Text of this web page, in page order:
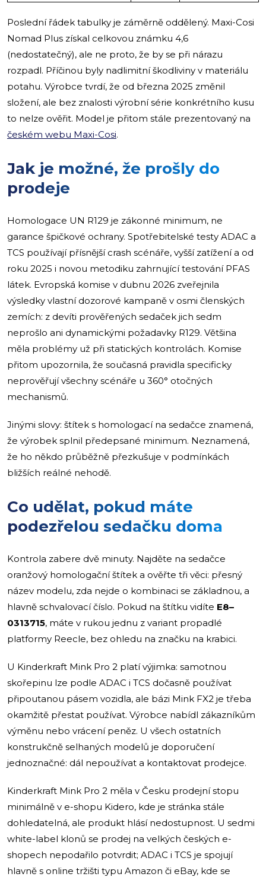
Poslední řádek tabulky je záměrně oddělený. Maxi-Cosi
Nomad Plus získal celkovou známku 4,6
(nedostatečný), ale ne proto, že by se při nárazu
rozpadl. Příčinou byly nadlimitní škodliviny v materiálu
potahu. Výrobce tvrdí, že od března 2025 změnil
složení, ale bez znalosti výrobní série konkrétního kusu
to nelze ověřit. Model je přitom stále prezentovaný na
českém webu Maxi-Cosi.
Jak je možné, že prošly do
prodeje
Homologace UN R129 je zákonné minimum, ne
garance špičkové ochrany. Spotřebitelské testy ADAC a
TCS používají přísnější crash scénáře, vyšší zatížení a od
roku 2025 i novou metodiku zahrnující testování PFAS
látek. Evropská komise v dubnu 2026 zveřejnila
výsledky vlastní dozorové kampaně v osmi členských
zemích: z devíti prověřených sedaček jich sedm
neprošlo ani dynamickými požadavky R129. Většina
měla problémy už při statických kontrolách. Komise
přitom upozornila, že současná pravidla specificky
neprověřují všechny scénáře u 360° otočných
mechanismů.
Jinými slovy: štítek s homologací na sedačce znamená,
že výrobek splnil předepsané minimum. Neznamená,
že ho někdo průběžně přezkušuje v podmínkách
bližších reálné nehodě.
Co udělat, pokud máte
podezřelou sedačku doma
Kontrola zabere dvě minuty. Najděte na sedačce
oranžový homologační štítek a ověřte tři věci: přesný
název modelu, zda nejde o kombinaci se základnou, a
hlavně schvalovací číslo. Pokud na štítku vidíte E8–
0313715, máte v rukou jednu z variant propadlé
platformy Reecle, bez ohledu na značku na krabici.
U Kinderkraft Mink Pro 2 platí výjimka: samotnou
skořepinu lze podle ADAC i TCS dočasně používat
připoutanou pásem vozidla, ale bázi Mink FX2 je třeba
okamžitě přestat používat. Výrobce nabídl zákazníkům
výměnu nebo vrácení peněz. U všech ostatních
konstrukčně selhaných modelů je doporučení
jednoznačné: dál nepoužívat a kontaktovat prodejce.
Kinderkraft Mink Pro 2 měla v Česku prodejní stopu
minimálně v e-shopu Kidero, kde je stránka stále
dohledatelná, ale produkt hlásí nedostupnost. U sedmi
white-label klonů se prodej na velkých českých e-
shopech nepodařilo potvrdit; ADAC i TCS je spojují
hlavně s online tržišti typu Amazon či eBay, kde se